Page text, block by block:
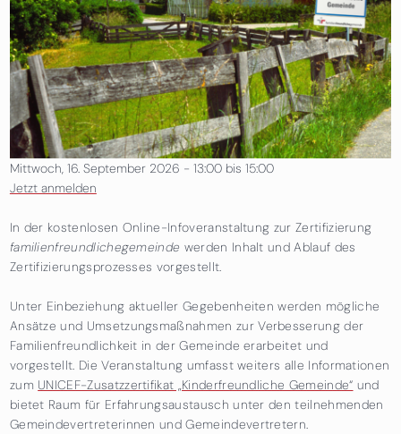
Mittwoch, 16. September 2026 - 13:00bis 15:00
Jetzt anmelden
In der kostenlosen Online-Infoveranstaltung zur Zertifizierung
familienfreundlichegemeinde werden Inhalt und Ablauf des
Zertifizierungsprozesses vorgestellt.
Unter Einbeziehung aktueller Gegebenheiten werden mögliche
Ansätze und Umsetzungsmaßnahmen zur Verbesserung der
Familienfreundlichkeit in der Gemeinde erarbeitet und
vorgestellt. Die Veranstaltung umfasst weiters alle Informationen
zum UNICEF-Zusatzzertifikat „Kinderfreundliche Gemeinde“ und
bietet Raum für Erfahrungsaustausch unter den teilnehmenden
Gemeindevertreterinnen und Gemeindevertretern.